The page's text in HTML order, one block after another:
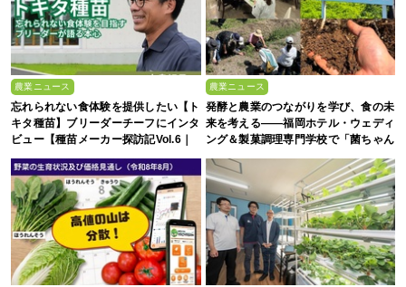
農業ニュース
忘れられない食体験を提供したい【ト
キタ種苗】ブリーダーチーフにインタ
ビュー【種苗メーカー探訪記Vol.6｜
後編】
農業ニュース
発酵と農業のつながりを学び、食の未
来を考える――福岡ホテル・ウェディ
ング＆製菓調理専門学校で「菌ちゃん
農法」研修を実施【イベントレポー
ト】